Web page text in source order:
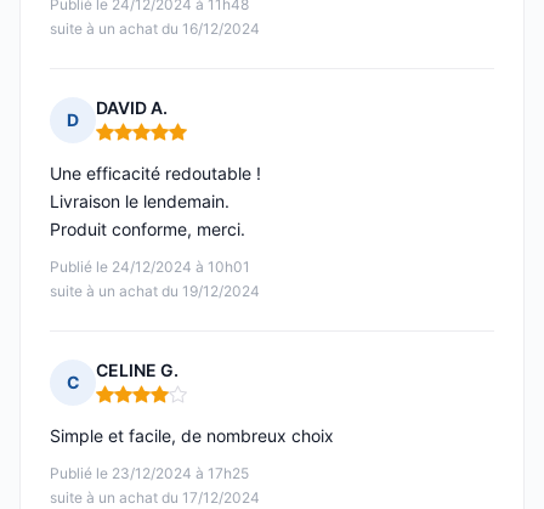
Publié le 24/12/2024 à 11h48
suite à un achat du 16/12/2024
D
DAVID A.
Note : 5 sur 5
Publié le 24/12/2024 à 10h01
suite à un achat du 19/12/2024
Une efficacité redoutable !
Livraison le lendemain.
Produit conforme, merci.
C
CELINE G.
Note : 4 sur 5
Publié le 23/12/2024 à 17h25
suite à un achat du 17/12/2024
Simple et facile, de nombreux choix